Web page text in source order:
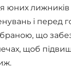
юних лижників
і
що
щоб